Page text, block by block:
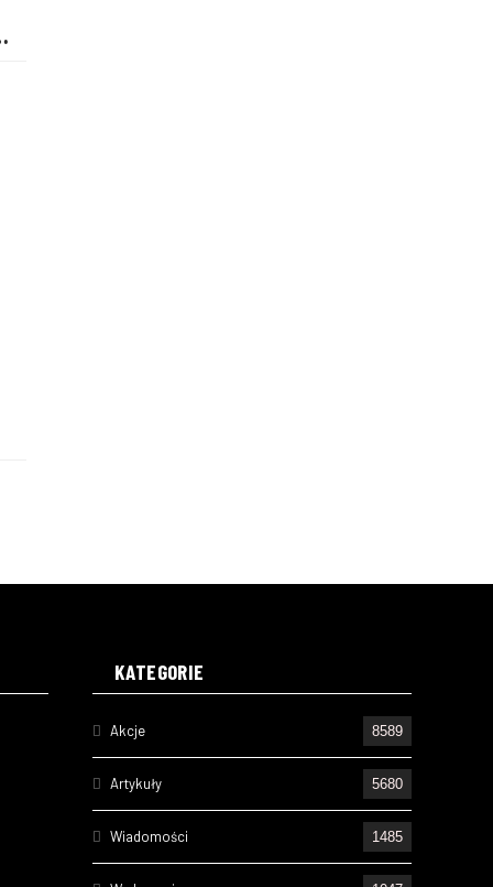
KATEGORIE
Akcje 8589
Artykuły 5680
Wiadomości 1485